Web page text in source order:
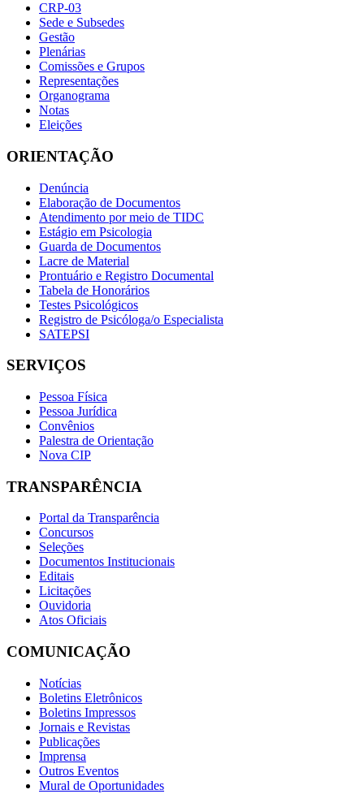
CRP-03
Sede e Subsedes
Gestão
Plenárias
Comissões e Grupos
Representações
Organograma
Notas
Eleições
ORIENTAÇÃO
Denúncia
Elaboração de Documentos
Atendimento por meio de TIDC
Estágio em Psicologia
Guarda de Documentos
Lacre de Material
Prontuário e Registro Documental
Tabela de Honorários
Testes Psicológicos
Registro de Psicóloga/o Especialista
SATEPSI
SERVIÇOS
Pessoa Física
Pessoa Jurídica
Convênios
Palestra de Orientação
Nova CIP
TRANSPARÊNCIA
Portal da Transparência
Concursos
Seleções
Documentos Institucionais
Editais
Licitações
Ouvidoria
Atos Oficiais
COMUNICAÇÃO
Notícias
Boletins Eletrônicos
Boletins Impressos
Jornais e Revistas
Publicações
Imprensa
Outros Eventos
Mural de Oportunidades